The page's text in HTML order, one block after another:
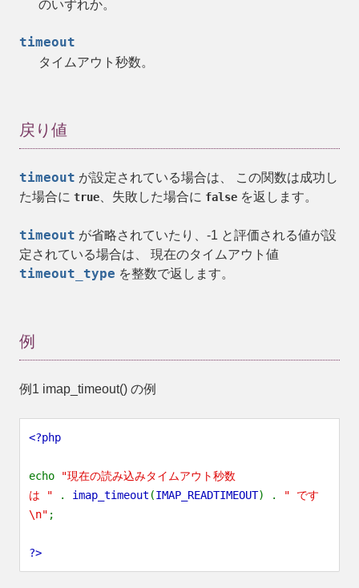
のいずれか。
timeout
タイムアウト秒数。
戻り値
timeout が設定されている場合は、 この関数は成功し
た場合に true 、失敗した場合に false を返します。
timeout が省略されていたり、-1 と評価される値が設
定されている場合は、 現在のタイムアウト値
timeout_type を整数で返します。
例
例1 imap_timeout() の例
<?php
echo
"現在の読み込みタイムアウト秒数
は "
. imap_timeout (IMAP_READTIMEOUT) .
" です
\n" ;
?>